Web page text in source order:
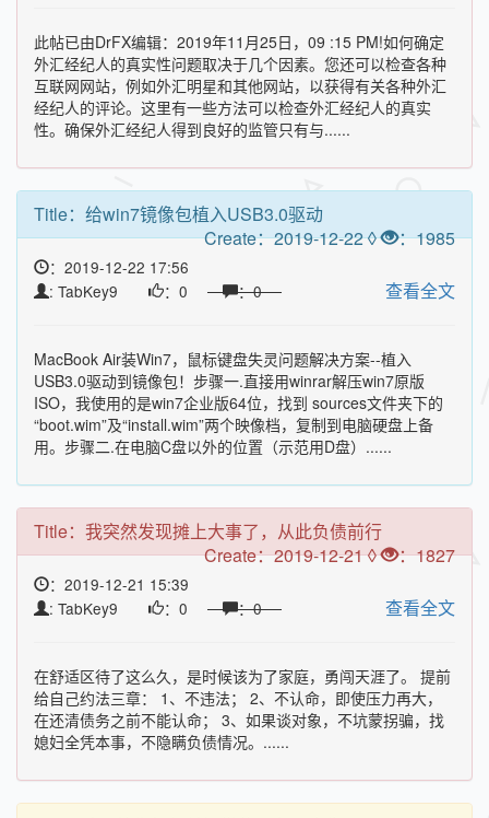
此帖已由DrFX编辑：2019年11月25日，09 :15 PM!如何确定
外汇经纪人的真实性问题取决于几个因素。您还可以检查各种
互联网网站，例如外汇明星和其他网站，以获得有关各种外汇
经纪人的评论。这里有一些方法可以检查外汇经纪人的真实
性。确保外汇经纪人得到良好的监管只有与......
Title： 给win7镜像包植入USB3.0驱动
Create：2019-12-22 ◊
：1985
：2019-12-22 17:56
: TabKey9
：0 ：0 查看全文
MacBook Air装Win7，鼠标键盘失灵问题解决方案--植入
USB3.0驱动到镜像包！步骤一.直接用winrar解压win7原版
ISO，我使用的是win7企业版64位，找到 sources文件夹下的
“boot.wim”及“install.wim”两个映像档，复制到电脑硬盘上备
用。步骤二.在电脑C盘以外的位置（示范用D盘）......
Title： 我突然发现摊上大事了，从此负债前行
Create：2019-12-21 ◊
：1827
：2019-12-21 15:39
: TabKey9
：0 ：0 查看全文
在舒适区待了这么久，是时候该为了家庭，勇闯天涯了。 提前
给自己约法三章： 1、不违法； 2、不认命，即使压力再大，
在还清债务之前不能认命； 3、如果谈对象，不坑蒙拐骗，找
媳妇全凭本事，不隐瞒负债情况。......